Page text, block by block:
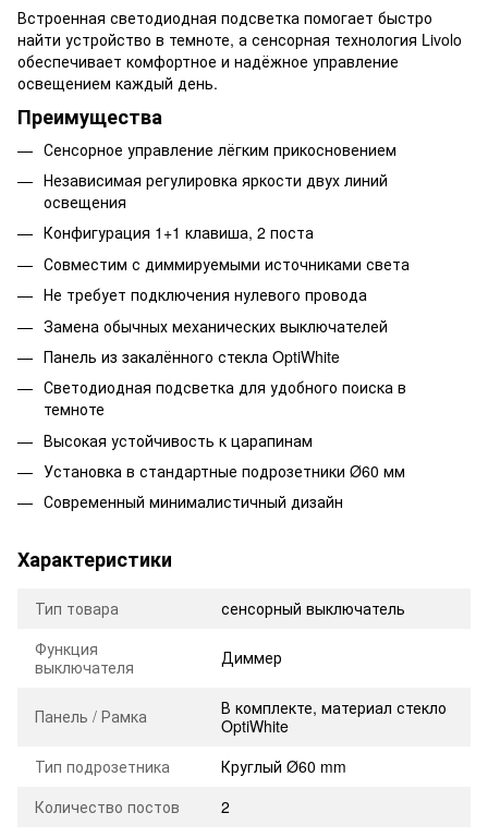
Встроенная светодиодная подсветка помогает быстро
найти устройство в темноте, а сенсорная технология Livolo
обеспечивает комфортное и надёжное управление
освещением каждый день.
Преимущества
Сенсорное управление лёгким прикосновением
Независимая регулировка яркости двух линий
освещения
Конфигурация 1+1 клавиша, 2 поста
Совместим с диммируемыми источниками света
Не требует подключения нулевого провода
Замена обычных механических выключателей
Панель из закалённого стекла OptiWhite
Светодиодная подсветка для удобного поиска в
темноте
Высокая устойчивость к царапинам
Установка в стандартные подрозетники Ø60 мм
Современный минималистичный дизайн
Характеристики
Тип товара
сенсорный выключатель
Функция
выключателя
Диммер
Панель / Рамка
В комплекте, материал стекло
OptiWhite
Тип подрозетника
Круглый Ø60 mm
Количество постов
2